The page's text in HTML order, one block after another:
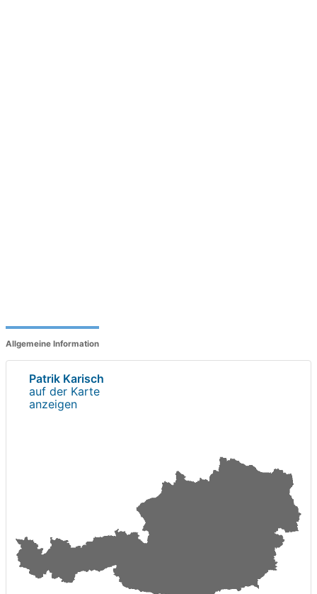
Allgemeine Information
Patrik Karisch
auf der Karte
anzeigen